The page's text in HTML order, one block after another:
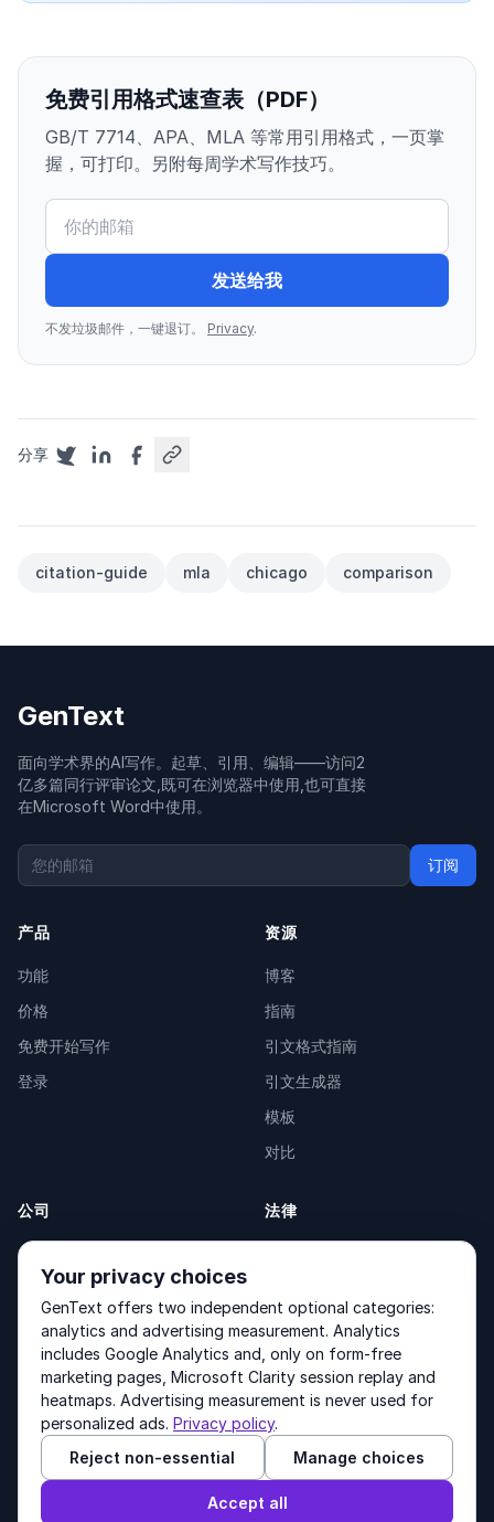
免费引用格式速查表（PDF）
GB/T 7714、APA、MLA 等常用引用格式，一页掌
握，可打印。另附每周学术写作技巧。
发送给我
不发垃圾邮件，一键退订。 Privacy.
分享
citation-guide mla chicago comparison
GenText
面向学术界的AI写作。起草、引用、编辑——访问2
亿多篇同行评审论文,既可在浏览器中使用,也可直接
在Microsoft Word中使用。
订阅
产品
功能
价格
免费开始写作
登录
资源
博客
指南
引文格式指南
引文生成器
模板
对比
公司
关于我们
联系我们
产品
法律
Terms of Service
Other products by GenText Group:LexDraft· MentalNote
© 2026 GenText Group Inc. 版权所有。
Your privacy choices
GenText offers two independent optional categories:
analytics and advertising measurement. Analytics
includes Google Analytics and, only on form-free
marketing pages, Microsoft Clarity session replay and
heatmaps. Advertising measurement is never used for
personalized ads. Privacy policy.
Reject non-essential
Manage choices
Accept all